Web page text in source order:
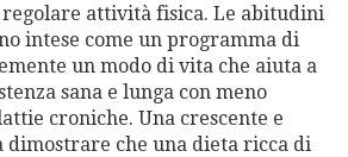
regolare attività fisica. Le abitudini
intese come un programma di
un modo di vita che aiuta a
sana e lunga con meno
croniche. Una crescente e
dimostrare che una dieta ricca di